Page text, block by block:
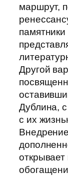
маршрут,
Другой
Дублина,
с их